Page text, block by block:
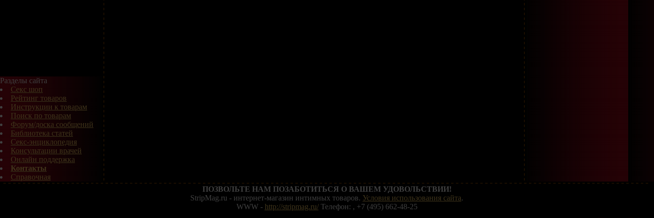
Разделы сайта
Секс шоп
Рейтинг товаров
Инструкции к товарам
Поиск по товарам
Форум/доска сообщений
Библиотека статей
Секс-энциклопедия
Консультации врачей
Онлайн поддержка
Контакты
Справочная
ПОЗВОЛЬТЕ НАМ ПОЗАБОТИТЬСЯ О ВАШЕМ УДОВОЛЬСТВИИ!
StripMag.ru - интернет-магазин интимных товаров. Условия использования сайта.
WWW - http://stripmag.ru/Телефон: , +7 (495) 662-48-25